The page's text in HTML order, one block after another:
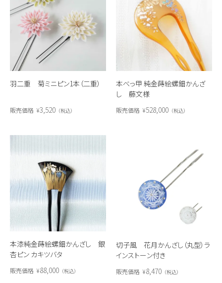
羽二重 菊ミニピン1本（二重）
販売価格 ¥3,520 税込
本べっ甲 純金蒔絵螺鈿かんざ
し 藤文様
販売価格 ¥528,000 税込
本漆純金蒔絵螺鈿かんざし 銀
杏ピン カキツバタ
販売価格 ¥88,000 税込
切子風 花月かんざし（丸型）ラ
インストーン付き
販売価格 ¥8,470 税込